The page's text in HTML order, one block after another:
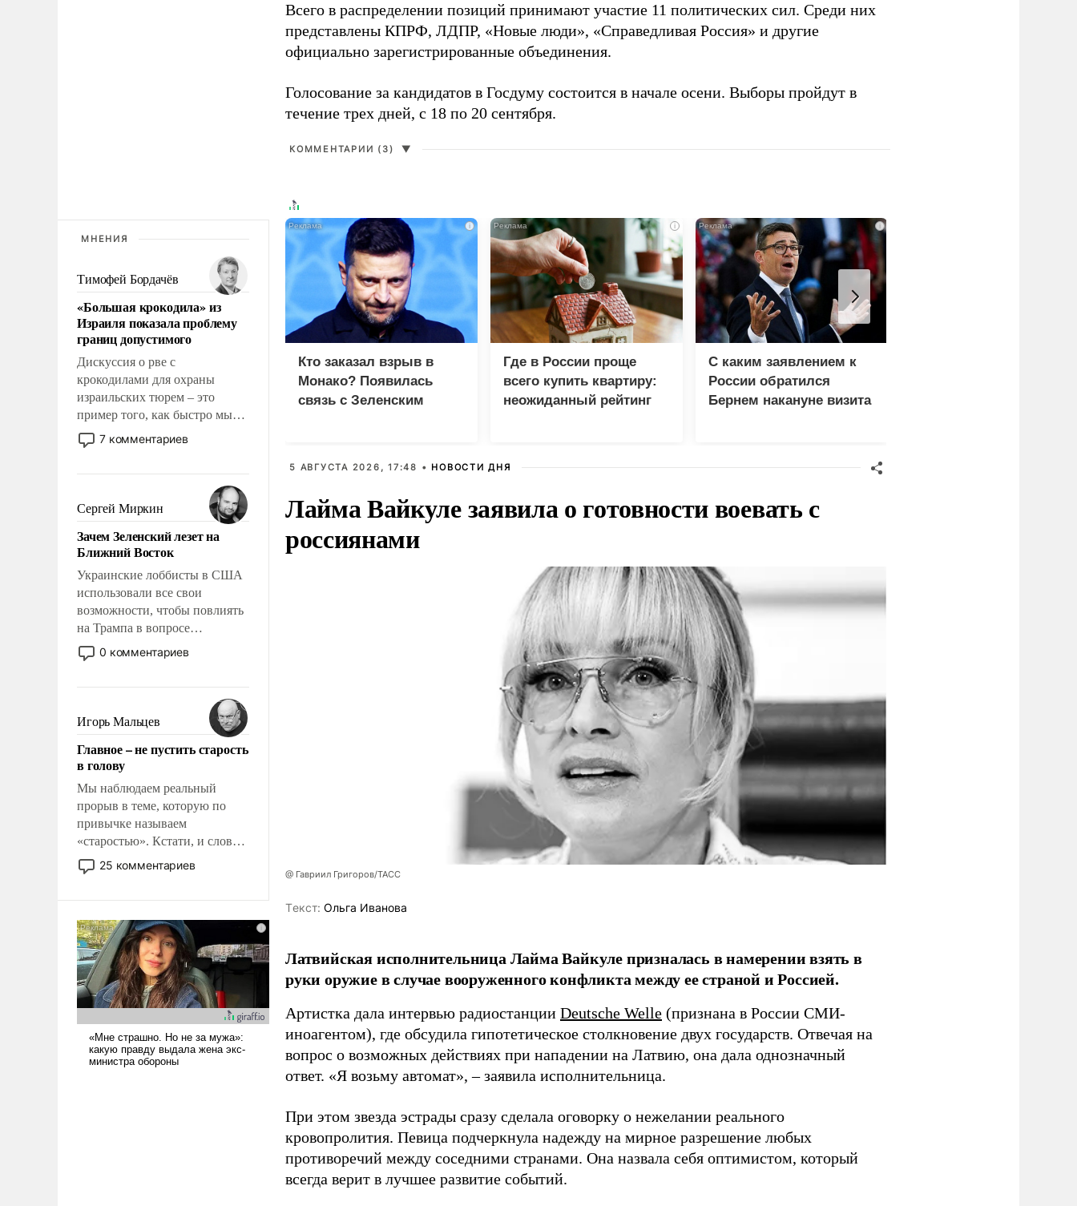
МНЕНИЯ
Тимофей Бордачёв
«Большая крокодила» из
Израиля показала проблему
границ допустимого
Дискуссия о рве с
крокодилами для охраны
израильских тюрем – это
пример того, как быстро мы
двигаемся по пути
революционных изменений.
псевдонаучной фантастики,
стало всерьез обсуждаемой
идеей.
7 комментариев
Сергей Миркин
Зачем Зеленский лезет на
Ближний Восток
Украинские лоббисты в США
использовали все свои
возможности, чтобы повлиять
на Трампа в вопросе
предоставления вооружений
своим нанимателям. Вероятно,
консультирует Киев, пришла в
голову мысль: хорошо бы
продемонстрировать, что
Украина вступила в
вооруженное противостояние
с Ираном.
0 комментариев
Игорь Мальцев
Главное – не пустить старость
в голову
Мы наблюдаем реальный
прорыв в теме, которую по
привычке называем
«старостью». Кстати, и слово-
то это уже стараются не
использовать – так же, как
что оно уже несет негативные
коннотации.
25 комментариев
Всего в распределении позиций принимают участие 11 политических сил. Среди них
представлены КПРФ, ЛДПР, «Новые люди», «Справедливая Россия» и другие
официально зарегистрированные объединения.
Голосование за кандидатов в Госдуму состоится в начале осени. Выборы пройдут в
течение трех дней, с 18 по 20 сентября.
КОММЕНТАРИИ (3) ▼
i
Кто заказал взрыв в
Монако? Появилась
связь с Зеленским
i
Где в России проще
всего купить квартиру:
неожиданный рейтинг
i
С каким заявлением к
России обратился
Бернем накануне визита
5 АВГУСТА 2026, 17:48 • НОВОСТИ ДНЯ
Лайма Вайкуле заявила о готовности воевать с
россиянами
@ Гавриил Григоров/ТАСС
Tекст: Ольга Иванова
Латвийская исполнительница Лайма Вайкуле призналась в намерении взять в
руки оружие в случае вооруженного конфликта между ее страной и Россией.
Артистка дала интервью радиостанции Deutsche Welle (признана в России СМИ-
иноагентом), где обсудила гипотетическое столкновение двух государств. Отвечая на
вопрос о возможных действиях при нападении на Латвию, она дала однозначный
ответ. «Я возьму автомат», – заявила исполнительница.
При этом звезда эстрады сразу сделала оговорку о нежелании реального
кровопролития. Певица подчеркнула надежду на мирное разрешение любых
противоречий между соседними странами. Она назвала себя оптимистом, который
всегда верит в лучшее развитие событий.